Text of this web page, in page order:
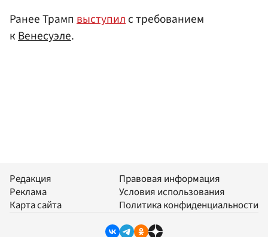
Ранее Трамп выступилс требованием
кВенесуэле.
Редакция
Реклама
Карта сайта
Правовая информация
Условия использования
Политика конфиденциальности